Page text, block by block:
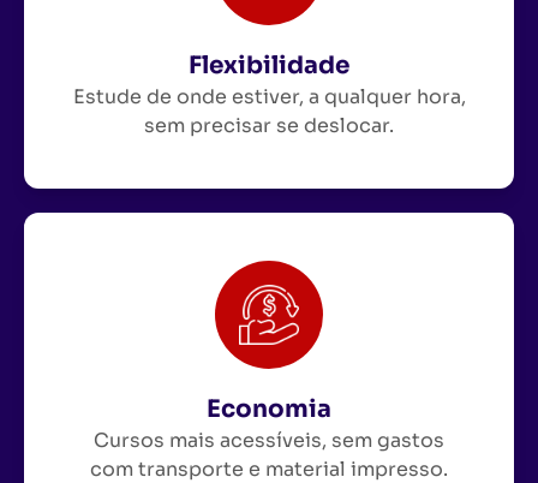
Flexibilidade
Estude de onde estiver, a qualquer hora,
sem precisar se deslocar.
Economia
Cursos mais acessíveis, sem gastos
com transporte e material impresso.